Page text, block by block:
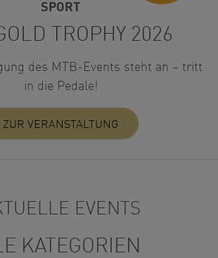
SPORT
TROPHY 2026
des MTB-Events steht an – tritt
in die Pedale!
ZUR VERANSTALTUNG
EVENTS
KATEGORIEN